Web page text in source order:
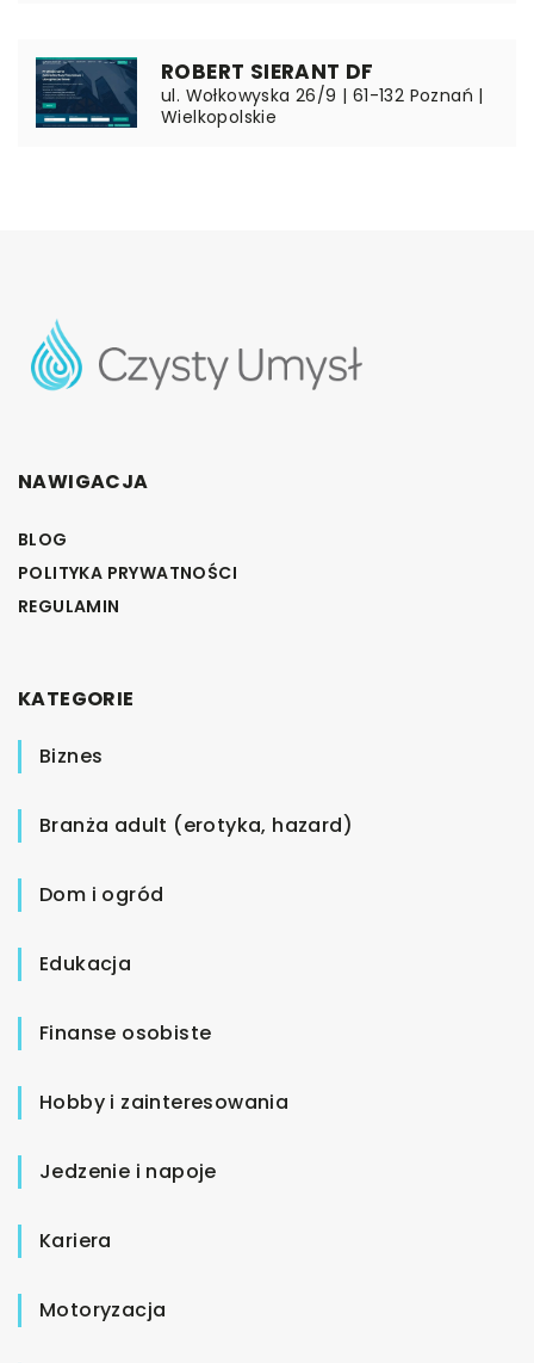
ROBERT SIERANT DF
ul. Wołkowyska 26/9 | 61-132 Poznań |
Wielkopolskie
NAWIGACJA
BLOG
POLITYKA PRYWATNOŚCI
REGULAMIN
KATEGORIE
Biznes
Branża adult (erotyka, hazard)
Dom i ogród
Edukacja
Finanse osobiste
Hobby i zainteresowania
Jedzenie i napoje
Kariera
Motoryzacja